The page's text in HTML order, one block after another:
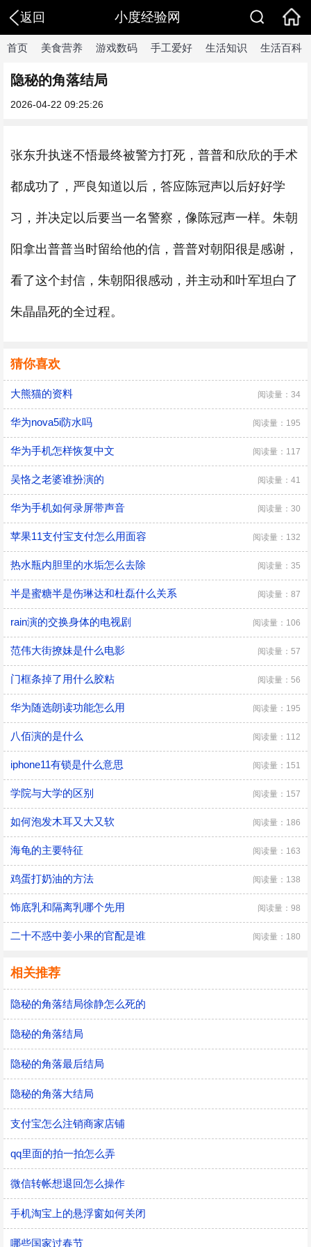
返回 小度经验网
首页 美食营养 游戏数码 手工爱好 生活知识 生活百科
隐秘的角落结局
2026-04-22 09:25:26
张东升执迷不悟最终被警方打死，普普和欣欣的手术
都成功了，严良知道以后，答应陈冠声以后好好学
习，并决定以后要当一名警察，像陈冠声一样。朱朝
阳拿出普普当时留给他的信，普普对朝阳很是感谢，
看了这个封信，朱朝阳很感动，并主动和叶军坦白了
朱晶晶死的全过程。
猜你喜欢
大熊猫的资料 阅读量：34
华为nova5i防水吗 阅读量：195
华为手机怎样恢复中文 阅读量：117
吴恪之老婆谁扮演的 阅读量：41
华为手机如何录屏带声音 阅读量：30
苹果11支付宝支付怎么用面容 阅读量：132
热水瓶内胆里的水垢怎么去除 阅读量：35
半是蜜糖半是伤琳达和杜磊什么关系 阅读量：87
rain演的交换身体的电视剧 阅读量：106
范伟大街撩妹是什么电影 阅读量：57
门框条掉了用什么胶粘 阅读量：56
华为随选朗读功能怎么用 阅读量：195
八佰演的是什么 阅读量：112
iphone11有锁是什么意思 阅读量：151
学院与大学的区别 阅读量：157
如何泡发木耳又大又软 阅读量：186
海龟的主要特征 阅读量：163
鸡蛋打奶油的方法 阅读量：138
饰底乳和隔离乳哪个先用 阅读量：98
二十不惑中姜小果的官配是谁 阅读量：180
相关推荐
隐秘的角落结局徐静怎么死的
隐秘的角落结局
隐秘的角落最后结局
隐秘的角落大结局
支付宝怎么注销商家店铺
qq里面的拍一拍怎么弄
微信转帐想退回怎么操作
手机淘宝上的悬浮窗如何关闭
哪些国家过春节